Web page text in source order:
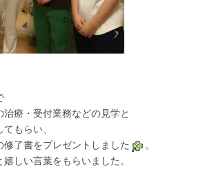
療・受付業務などの見学と
もらい、
修了書をプレゼントしました
。
しい言葉をもらいました。